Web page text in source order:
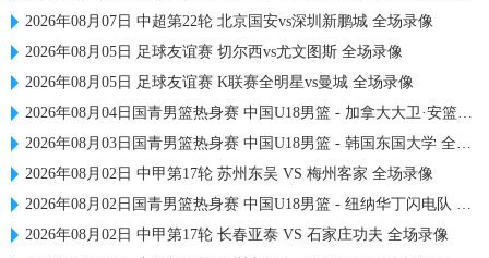
2026年08月07日 中超第22轮 北京国安vs深圳新鹏城 全场录像
2026年08月05日 足球友谊赛 切尔西vs尤文图斯 全场录像
2026年08月05日 足球友谊赛 K联赛全明星vs曼城 全场录像
2026年08月04日国青男篮热身赛 中国U18男篮 - 加拿大大卫·安篮球学院 全场录像
2026年08月03日国青男篮热身赛 中国U18男篮 - 韩国东国大学 全场录像
2026年08月02日 中甲第17轮 苏州东吴 VS 梅州客家 全场录像
2026年08月02日国青男篮热身赛 中国U18男篮 - 纽纳华丁闪电队 全场录像
2026年08月02日 中甲第17轮 长春亚泰 VS 石家庄功夫 全场录像